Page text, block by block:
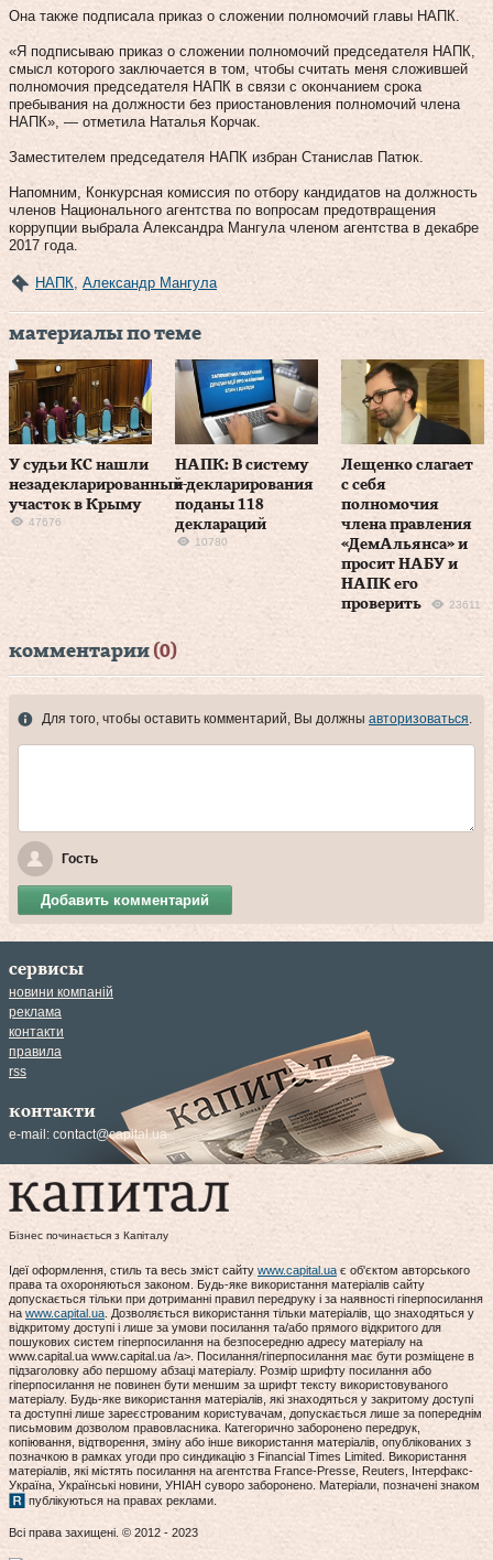
Она также подписала приказ о сложении полномочий главы НАПК.
«Я подписываю приказ о сложении полномочий председателя НАПК,
смысл которого заключается в том, чтобы считать меня сложившей
полномочия председателя НАПК в связи с окончанием срока
пребывания на должности без приостановления полномочий члена
НАПК», — отметила Наталья Корчак.
Заместителем председателя НАПК избран Станислав Патюк.
Напомним, Конкурсная комиссия по отбору кандидатов на должность
членов Национального агентства по вопросам предотвращения
коррупции выбрала Александра Мангула членом агентства в декабре
2017 года.
НАПК Александр Мангула
материалы по теме
У судьи КС нашли
незадекларированный
участок в Крыму
47676
НАПК: В систему
е-декларирования
поданы 118
деклараций
10780
Лещенко слагает
с себя
полномочия
члена правления
«ДемАльянса» и
просит НАБУ и
НАПК его
проверить
23611
комментарии (0)
Для того, чтобы оставить комментарий, Вы должны авторизоваться.
Гость
Добавить комментарий
сервисы
новини компаній
реклама
контакти
правила
rss
контакти
e-mail: contact@capital.ua
Бізнес починається з Капіталу
Ідеї оформлення, стиль та весь зміст сайту www.capital.ua є об'єктом авторського
права та охороняються законом. Будь-яке використання матеріалів сайту
допускається тільки при дотриманні правил передруку і за наявності гіперпосилання
наwww.capital.ua. Дозволяється використання тільки матеріалів, що знаходяться у
відкритому доступі і лише за умови посилання та/або прямого відкритого для
пошукових систем гіперпосилання на безпосередню адресу матеріалу на
www.capital.ua www.capital.ua /a>. Посилання/гіперпосилання має бути розміщене в
підзаголовку або першому абзаці матеріалу. Розмір шрифту посилання або
гіперпосилання не повинен бути меншим за шрифт тексту використовуваного
матеріалу. Будь-яке використання матеріалів, які знаходяться у закритому доступі
та доступні лише зареєстрованим користувачам, допускається лише за попереднім
письмовим дозволом правовласника. Категорично заборонено передрук,
копіювання, відтворення, зміну або інше використання матеріалів, опублікованих з
позначкою в рамках угоди про синдикацію з Financial Times Limited. Використання
матеріалів, які містять посилання на агентства France-Presse, Reuters, Інтерфакс-
Україна, Українські новини, УНІАН суворо заборонено. Матеріали, позначені знаком
публікуються на правах реклами.
Всі права захищені. © 2012 - 2023